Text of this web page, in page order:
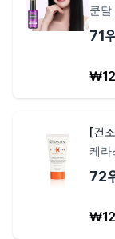
쿤달
71위
₩
[건
케라
72
₩